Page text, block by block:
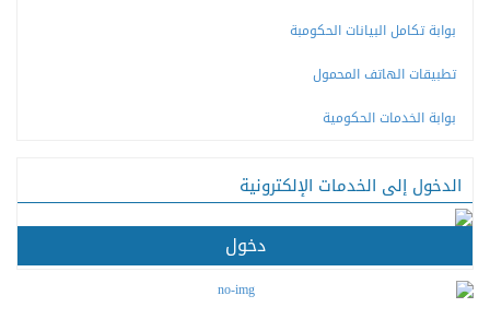
بوابة تكامل البيانات الحكومبة
تطبيقات الهاتف المحمول
بوابة الخدمات الحكومية
الدخول إلى الخدمات الإلكترونية
دخول